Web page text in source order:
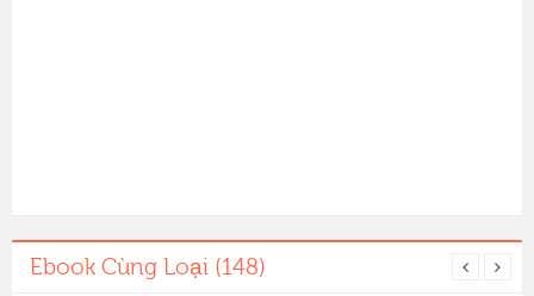
Ebook Cùng Loại (148)